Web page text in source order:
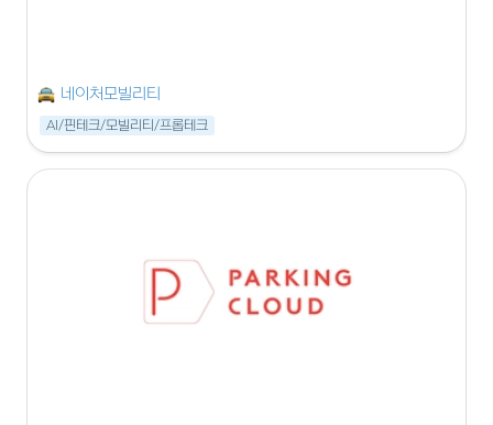
네이처모빌리티
AI/핀테크/모빌리티/프롭테크